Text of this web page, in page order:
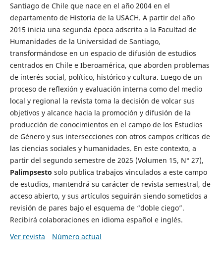
Santiago de Chile que nace en el año 2004 en el
departamento de Historia de la USACH. A partir del año
2015 inicia una segunda época adscrita a la Facultad de
Humanidades de la Universidad de Santiago,
transformándose en un espacio de difusión de estudios
centrados en Chile e Iberoamérica, que aborden problemas
de interés social, político, histórico y cultura. Luego de un
proceso de reflexión y evaluación interna como del medio
local y regional la revista toma la decisión de volcar sus
objetivos y alcance hacia la promoción y difusión de la
producción de conocimientos en el campo de los Estudios
de Género y sus intersecciones con otros campos críticos de
las ciencias sociales y humanidades. En este contexto, a
partir del segundo semestre de 2025 (Volumen 15, N° 27),
Palimpsesto solo publica trabajos vinculados a este campo
de estudios, mantendrá su carácter de revista semestral, de
acceso abierto, y sus artículos seguirán siendo sometidos a
revisión de pares bajo el esquema de “doble ciego”.
Recibirá colaboraciones en idioma español e inglés.
Ver revista
Número actual